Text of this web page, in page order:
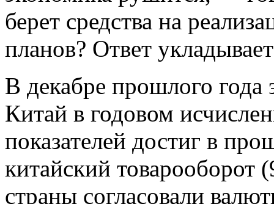
берет средства на
планов? Ответ
В декабре прошлого года
Китай в годовом
показателей достиг в
китайский товарооборот
страны согласовали